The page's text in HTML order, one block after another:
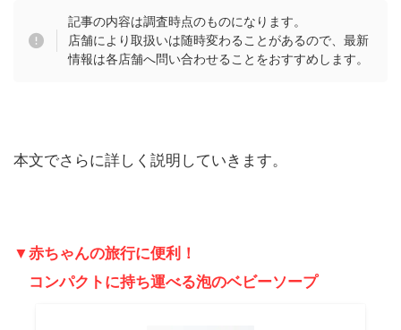
記事の内容は調査時点のものになります。
店舗により取扱いは随時変わることがあるので、最新
情報は各店舗へ問い合わせることをおすすめします。
本文でさらに詳しく説明していきます。
▼赤ちゃんの旅行に便利！
コンパクトに持ち運べる泡のベビーソープ